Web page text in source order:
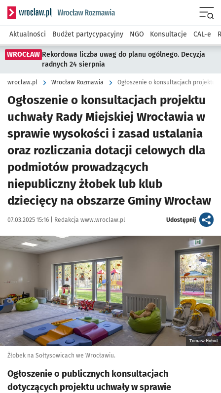
Serwis informacyjny wroclaw.pl podserwis: Rozmawia
Aktualności Budżet partycypacyjny NGO Konsultacje CAL-e
WROCŁAW Rekordowa liczba uwag do planu ogólnego. Decyzja
radnych 24 sierpnia
wroclaw.pl Wrocław Rozmawia
Ogłoszenie o konsultacjach projektu
uchwały Rady Miejskiej Wrocławia w
sprawie wysokości i zasad ustalania
oraz rozliczania dotacji celowych dla
podmiotów prowadzących
niepubliczny żłobek lub klub
dziecięcy na obszarze Gminy Wrocław
Data publikacji:
07.03.2025 15:16 | Autor:
Redakcja www.wroclaw.pl Udostępnijartykuł
Kliknij, aby powiększyć
Tomasz Hołod
Żłobek na Sołtysowicach we Wrocławiu.
Ogłoszenie o publicznych konsultacjach
dotyczących projektu uchwały w sprawie